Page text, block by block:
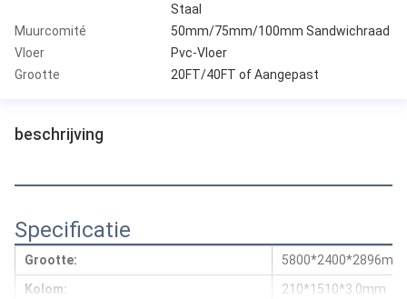
Staal
Muurcomité
50mm/75mm/100mm Sandwichraad
Vloer
Pvc-Vloer
Grootte
20FT/40FT of Aangepast
beschrijving
Specificatie
Grootte:
5800*2400*2896mm
Kolom:
210*1510*3.0mm